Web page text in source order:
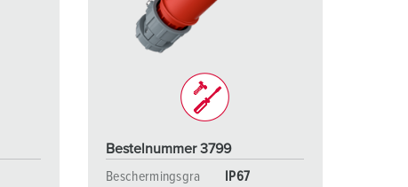
Brandweer en rampenhulpverlening
TM volgens de norm voor defensiematerieel
Evenementtechniek
Bestelnummer 3799
Beschermingsgra
IP67